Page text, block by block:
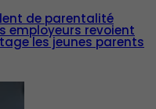
de parentalité
employeurs revoient
les jeunes parents